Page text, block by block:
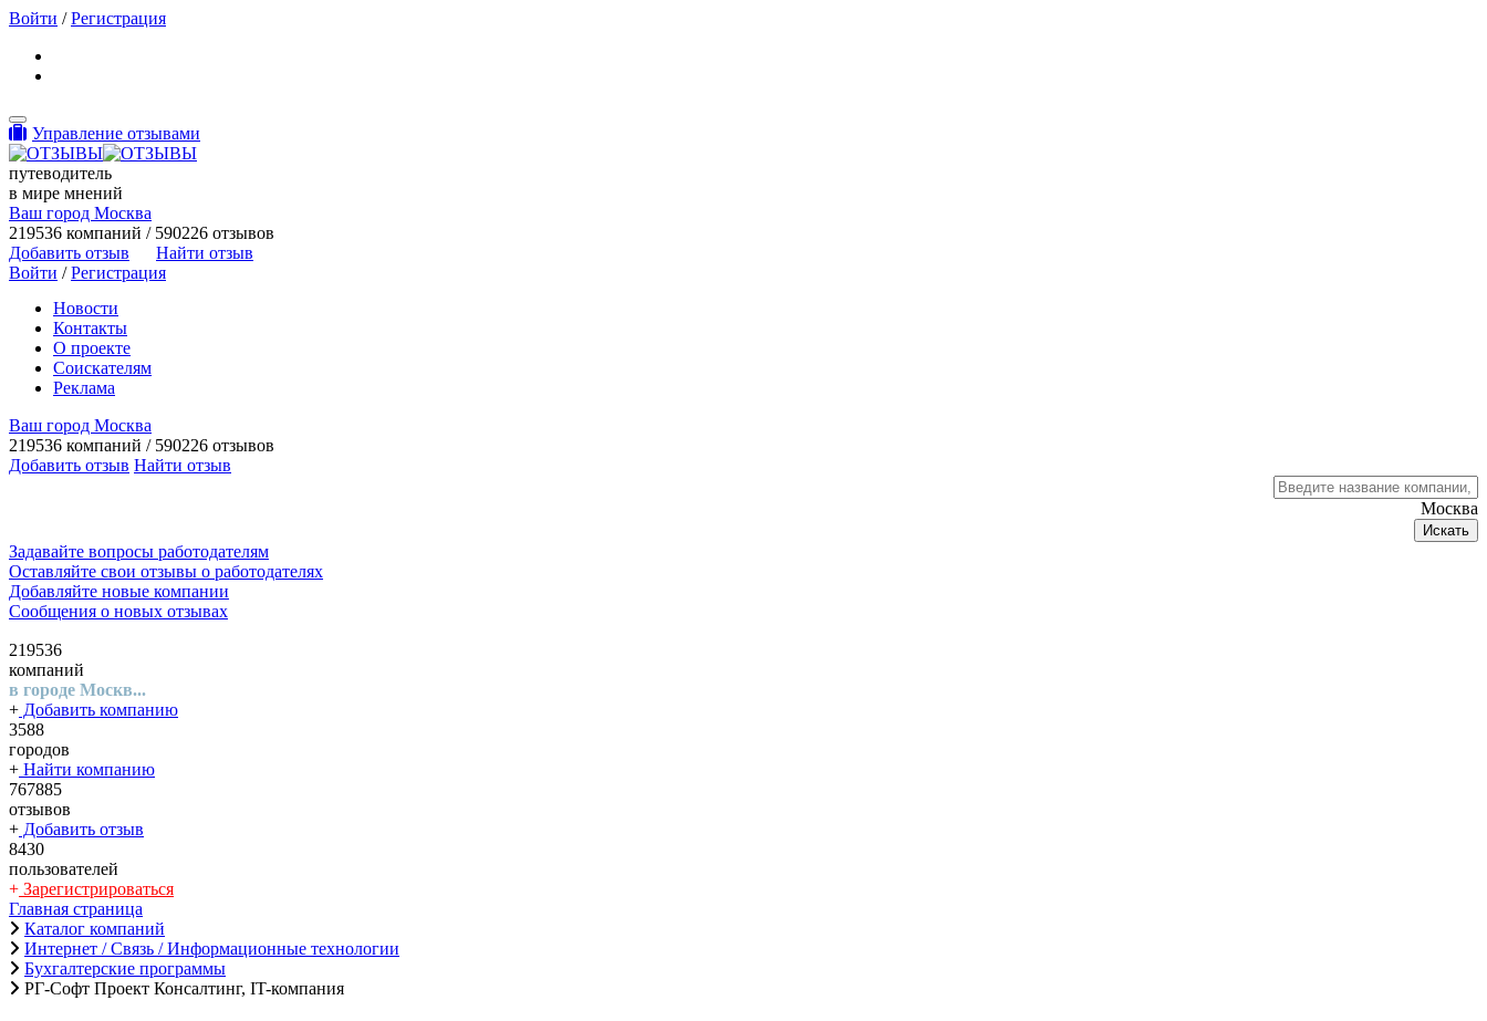
Войти /Регистрация
Toggle navigation
Управление отзывами
путеводитель
в мире мнений
Ваш город Москва
219536 компаний / 590226 отзывов
Добавить отзыв
Найти отзыв
Войти /Регистрация
Новости
Контакты
О проекте
Соискателям
Реклама
Ваш город Москва
219536 компаний / 590226 отзывов
Добавить отзыв Найти отзыв
Москва
Искать
Задавайте вопросы работодателям
Оставляйте свои отзывы о работодателях
Добавляйте новые компании
Сообщения о новых отзывах
219536
компаний
в городе Москв...
+ Добавить компанию
3588
городов
+ Найти компанию
767885
отзывов
+ Добавить отзыв
8430
пользователей
+ Зарегистрироваться
Главная страница
Каталог компаний
Интернет / Связь / Информационные технологии
Бухгалтерские программы
РГ-Софт Проект Консалтинг, IT-компания